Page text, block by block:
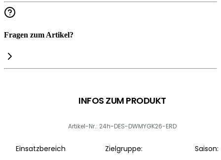
Fragen zum Artikel?
INFOS ZUM PRODUKT
Artikel-Nr.: 24h-DES-DWMYGK26-ERD
Einsatzbereich Zielgruppe: Saison: